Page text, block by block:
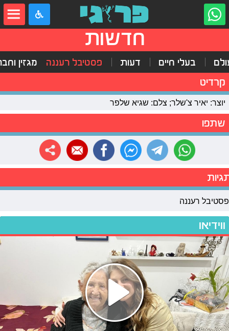
חדשות
בעלי חיים דעות פסטיבל רעננה מגזין
קרדיט
יוצר: יאיר צ'שלר; צלם: שגיא שלפר
שתפו
פסטיבל רעננה
ווידיאו